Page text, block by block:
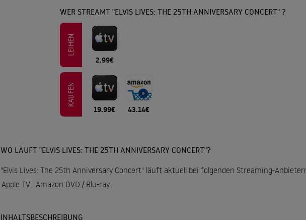
WER STREAMT "ELVIS LIVES: THE 25TH ANNIVERSARY CONCERT" ?
LEIHEN
2.99€
KAUFEN
19.99€ 43.14€
WO LÄUFT "ELVIS LIVES: THE 25TH ANNIVERSARY CONCERT"?
"Elvis Lives: The 25th Anniversary Concert" läuft aktuell bei folgenden Streaming-
Apple TV, Amazon DVD / Blu-ray.
INHALTSBESCHREIBUNG